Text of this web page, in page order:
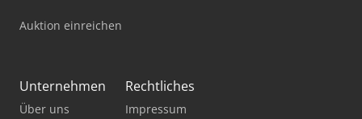
Auktion einreichen
Unternehmen
Über uns
Rechtliches
Impressum